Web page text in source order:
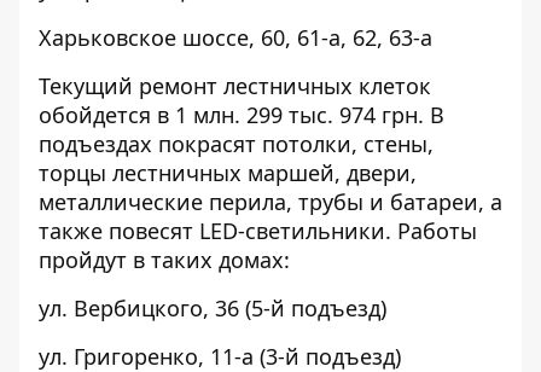
Харьковское шоссе, 60, 61-а, 62, 63-а
Текущий ремонт лестничных клеток
обойдется в 1 млн. 299 тыс. 974 грн. В
подъездах покрасят потолки, стены,
торцы лестничных маршей, двери,
металлические перила, трубы и батареи, а
также повесят LED-светильники. Работы
пройдут в таких домах:
ул. Вербицкого, 36 (5-й подъезд)
ул. Григоренко, 11-а (3-й подъезд)